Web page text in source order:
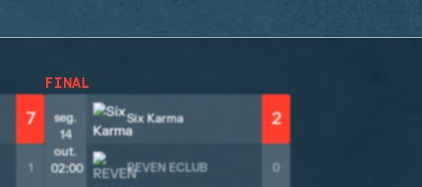
7
1
FINAL
seg.
14
out.
02:00
Six Karma 2
REVEN ECLUB 0